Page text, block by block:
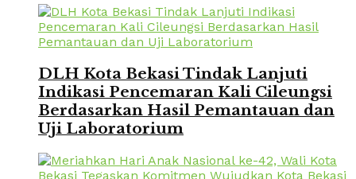
DLH Kota Bekasi Tindak Lanjuti
Indikasi Pencemaran Kali Cileungsi
Berdasarkan Hasil Pemantauan dan
Uji Laboratorium